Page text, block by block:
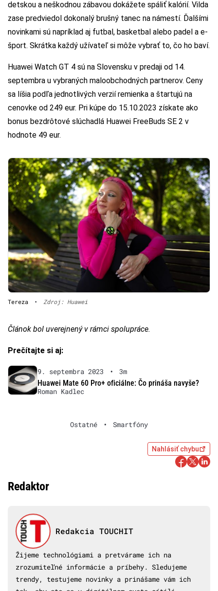
detskou a neškodnou zábavou dokážete spáliť kalórií. Vilda
zase predviedol dokonalý brušný tanec na námestí. Ďalšími
novinkami sú napríklad aj futbal, basketbal alebo padel a e-
šport. Skrátka každý užívateľ si môže vybrať to, čo ho baví.
Huawei Watch GT 4 sú na Slovensku v predaji od 14.
septembra u vybraných maloobchodných partnerov. Ceny
sa líšia podľa jednotlivých verzií remienka a štartujú na
cenovke od 249 eur. Pri kúpe do 15.10.2023 získate ako
bonus bezdrôtové slúchadlá Huawei FreeBuds SE 2 v
hodnote 49 eur.
Tereza • Zdroj: Huawei
Článok bol uverejnený v rámci spolupráce.
Prečítajte si aj:
9. septembra 2023 •
3m
Huawei Mate 60 Pro+ oficiálne: Čo prináša navyše?
Roman Kadlec
Ostatné • Smartfóny
Nahlásiť chybu
Redaktor
Redakcia TOUCHIT
Žijeme technológiami a pretvárame ich na
zrozumiteľné informácie a príbehy. Sledujeme
trendy, testujeme novinky a prinášame vám ich